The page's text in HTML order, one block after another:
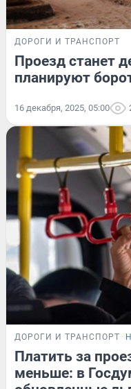
ДОРОГИ И ТРАНСПОРТ
Проезд станет
планируют
16 декабря, 2025, 05:00
ДОРОГИ И ТРАНСПОРТ
Платить за
меньше: в